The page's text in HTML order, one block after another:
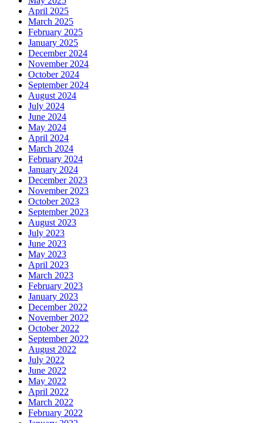
April 2025
March 2025
February 2025
January 2025
December 2024
November 2024
October 2024
September 2024
August 2024
July 2024
June 2024
May 2024
April 2024
March 2024
February 2024
January 2024
December 2023
November 2023
October 2023
September 2023
August 2023
July 2023
June 2023
May 2023
April 2023
March 2023
February 2023
January 2023
December 2022
November 2022
October 2022
September 2022
August 2022
July 2022
June 2022
May 2022
April 2022
March 2022
February 2022